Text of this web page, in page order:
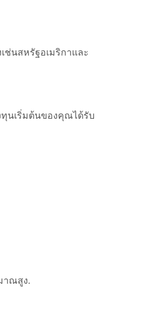
ช่นสหรัฐอเมริกาและ
ทุนเริ่มต้นของคุณได้รับ
าณสูง.